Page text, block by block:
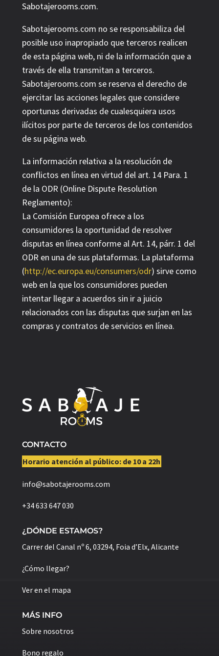
Sabotajerooms.com.
Sabotajerooms.com no se responsabiliza del
posible uso inapropiado que terceros realicen
de esta página web, ni de la información que a
través de ella transmitan a terceros.
Sabotajerooms.com se reserva el derecho de
ejercitar las acciones legales que considere
oportunas derivadas de cualesquiera usos
ilícitos por parte de terceros de los contenidos
de su página web.
La información relativa a la resolución de
conflictos en línea en virtud del art. 14 Para. 1
de la ODR (Online Dispute Resolution
Reglamento):
La Comisión Europea ofrece a los
consumidores la oportunidad de resolver
disputas en línea conforme al Art. 14, párr. 1 del
ODR en una de sus plataformas. La plataforma
(http://ec.europa.eu/consumers/odr) sirve como
web en la que los consumidores pueden
intentar llegar a acuerdos sin ir a juicio
relacionados con las disputas que surjan en las
compras y contratos de servicios en línea.
CONTACTO
Horario atención al público: de 10 a 22h
info@sabotajerooms.com
+34 633 647 030
¿DÓNDE ESTAMOS?
Carrer del Canal nº 6, 03294, Foia d’Elx, Alicante
¿Cómo llegar?
Ver en el mapa
MÁS INFO
Sobre nosotros
Bono regalo